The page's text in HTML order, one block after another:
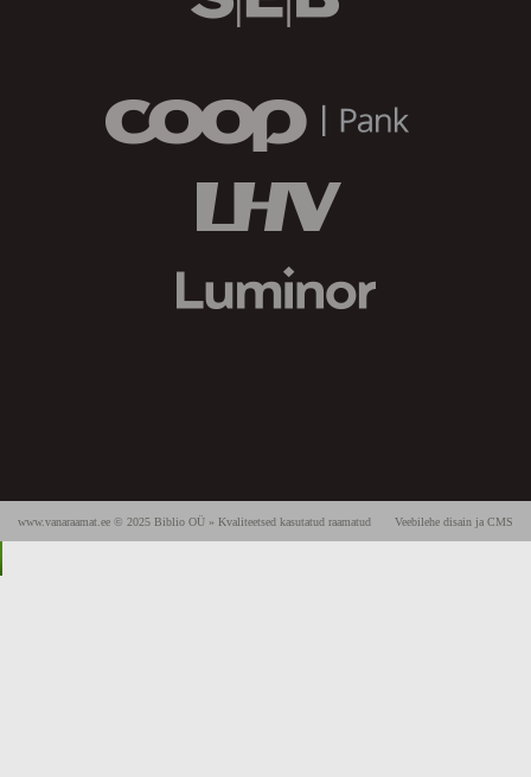
Veebilehe disain ja CMS
www.vanaraamat.ee © 2025 Biblio OÜ » Kvaliteetsed kasutatud raamatud